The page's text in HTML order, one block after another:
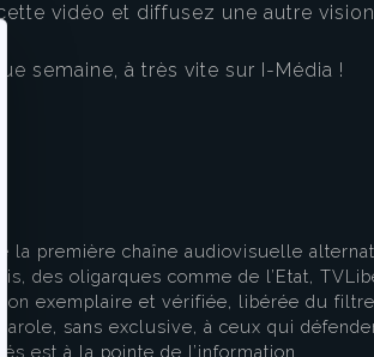
le bandeau des
vidéo et diffusez une autre vision
semaine, à très vite sur I-Média !
la première chaîne audiovisuelle
des oligarques comme de l’Etat,
exemplaire et vérifiée, libérée du
sans exclusive, à ceux qui
est à la pointe de l’information.